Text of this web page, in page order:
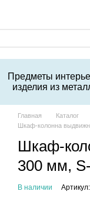
Предметы
изделия из
Главная Каталог
Шкаф-колонна
Шкаф-
300 мм,
В наличии